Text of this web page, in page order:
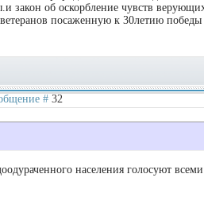
закон об оскорбление чувств
посаженную к 30летию
# 32
населения голосуют